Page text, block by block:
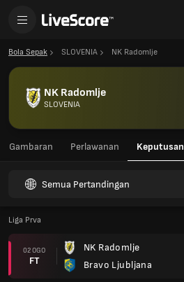
Bola Sepak SLOVENIA NK Radomlje
NK Radomlje
SLOVENIA
Gambaran Perlawanan Keputusan
Semua Pertandingan
Liga Prva
02 OGO
FT
NK Radomlje
Bravo Ljubljana